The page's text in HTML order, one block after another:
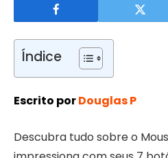
Índice
Escrito porDouglas P
Descubra tudo sobre o